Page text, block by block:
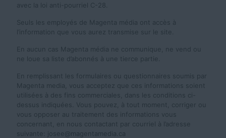
avec la loi anti-pourriel C-28.
Seuls les employés de Magenta média ont accès à
l’information que vous aurez transmise sur le site.
En aucun cas Magenta média ne communique, ne vend ou
ne loue sa liste d’abonnés à une tierce partie.
En remplissant les formulaires ou questionnaires soumis par
Magenta media, vous acceptez que ces informations soient
utilisées à des fins commerciales, dans les conditions ci-
dessus indiquées. Vous pouvez, à tout moment, corriger ou
vous opposer au traitement des informations vous
concernant, en nous contactant par courriel à l’adresse
suivante: josee@magentamedia.ca